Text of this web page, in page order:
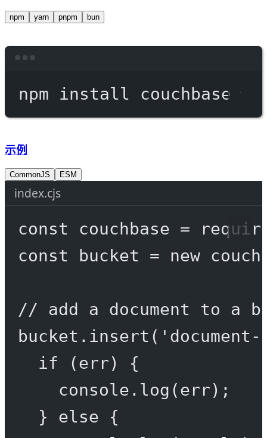
npm yarn pnpm bun
npm install couchbase
示例
CommonJS ESM
index.cjs
const couchbase =
const
bucket = new
// add a document to a
bucket. insert (
if (err) {
console. log (err);
} else {